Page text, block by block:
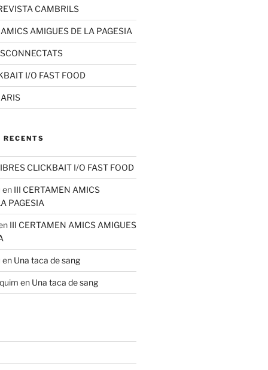
CAMBRILS
AMIGUES DE LA PAGESIA
I/O FAST FOOD
CLICKBAIT I/O FAST FOOD
en III CERTAMEN AMICS
PAGESIA
III CERTAMEN AMICS AMIGUES
en Una taca de sang
en Una taca de sang